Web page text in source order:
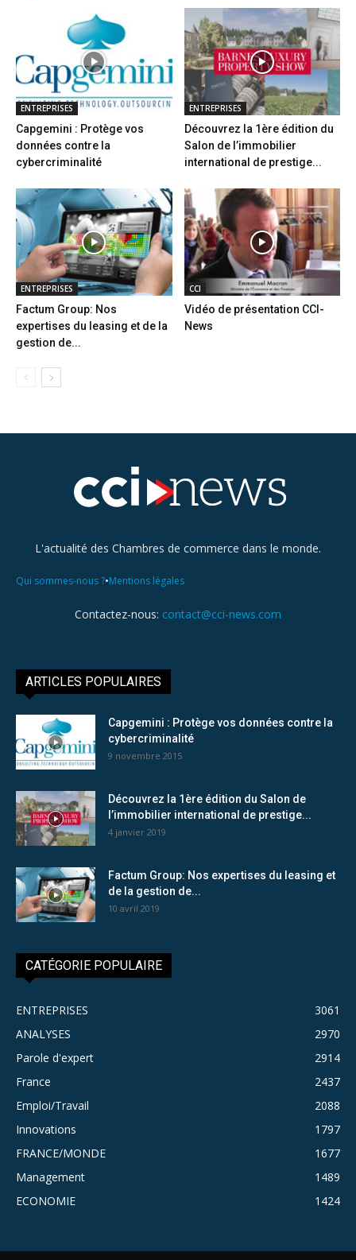
ENTREPRISES
Capgemini : Protège vos
données contre la
cybercriminalité
ENTREPRISES
Découvrez la 1ère édition du
Salon de l’immobilier
international de prestige...
ENTREPRISES
Factum Group: Nos
expertises du leasing et de la
gestion de...
CCI
Vidéo de présentation CCI-
News
L'actualité des Chambres de commerce dans le monde.
Qui sommes-nous ?•Mentions légales
Contactez-nous: contact@cci-news.com
ARTICLES POPULAIRES
Capgemini : Protège vos données contre la
cybercriminalité
9 novembre 2015
Découvrez la 1ère édition du Salon de
l’immobilier international de prestige...
4 janvier 2019
Factum Group: Nos expertises du leasing et
de la gestion de...
10 avril 2019
CATÉGORIE POPULAIRE
ENTREPRISES
3061
ANALYSES
2970
Parole d'expert
2914
France
2437
Emploi/Travail
2088
Innovations
1797
FRANCE/MONDE
1677
Management
1489
ECONOMIE
1424